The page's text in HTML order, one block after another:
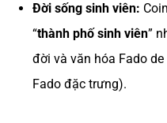
Đời sống sinh viên:
“thành phố sinh viên”
đời và văn hóa Fado
Fado đặc trưng).